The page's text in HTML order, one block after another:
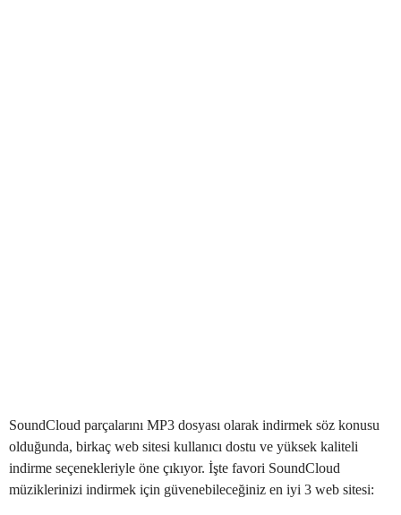
SoundCloud parçalarını MP3 dosyası olarak indirmek söz konusu
olduğunda, birkaç web sitesi kullanıcı dostu ve yüksek kaliteli
indirme seçenekleriyle öne çıkıyor. İşte favori SoundCloud
müziklerinizi indirmek için güvenebileceğiniz en iyi 3 web sitesi: